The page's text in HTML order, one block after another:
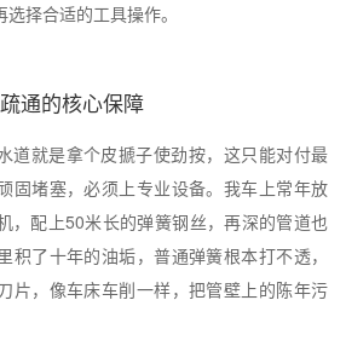
择合适的工具操作。
通的核心保障
道就是拿个皮搋子使劲按，这只能对付最
固堵塞，必须上专业设备。我车上常年放
，配上50米长的弹簧钢丝，再深的管道也
积了十年的油垢，普通弹簧根本打不透，
片，像车床车削一样，把管壁上的陈年污